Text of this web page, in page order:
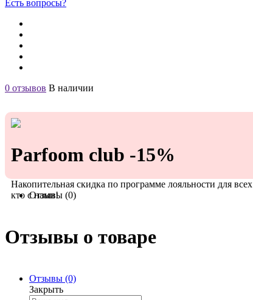
Есть вопросы?
0 отзывов В наличии
Parfoom club -15%
Накопительная скидка по программе лояльности для всех
кто с нами!
Отзывы (0)
Отзывы о товаре
Отзывы (0)
Закрыть